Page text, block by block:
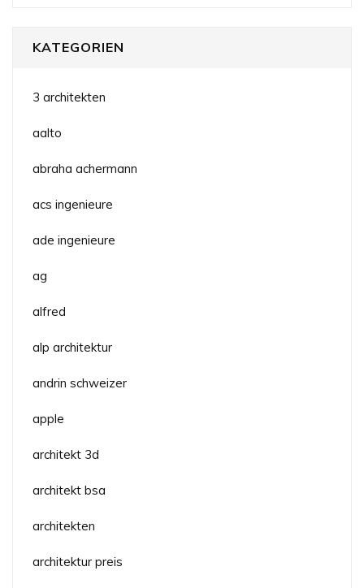
KATEGORIEN
3 architekten
aalto
abraha achermann
acs ingenieure
ade ingenieure
ag
alfred
alp architektur
andrin schweizer
apple
architekt 3d
architekt bsa
architekten
architektur preis